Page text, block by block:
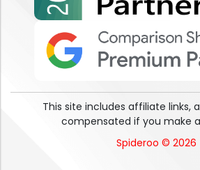
This site includes affiliate links,
compensated if you make
Spideroo © 2026